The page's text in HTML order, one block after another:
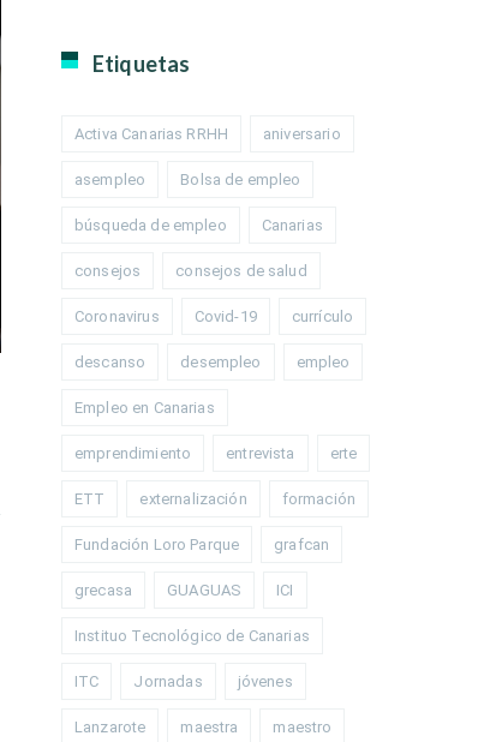
Etiquetas
Activa Canarias RRHH aniversario
asempleo Bolsa de empleo
búsqueda de empleo Canarias
consejos consejos de salud
Coronavirus Covid-19 currículo
descanso desempleo empleo
Empleo en Canarias
emprendimiento entrevista erte
ETT externalización formación
Fundación Loro Parque grafcan
grecasa GUAGUAS ICI
Instituo Tecnológico de Canarias
ITC Jornadas jóvenes
Lanzarote maestra maestro